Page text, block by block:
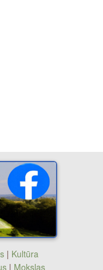
| Kultūra
| Mokslas